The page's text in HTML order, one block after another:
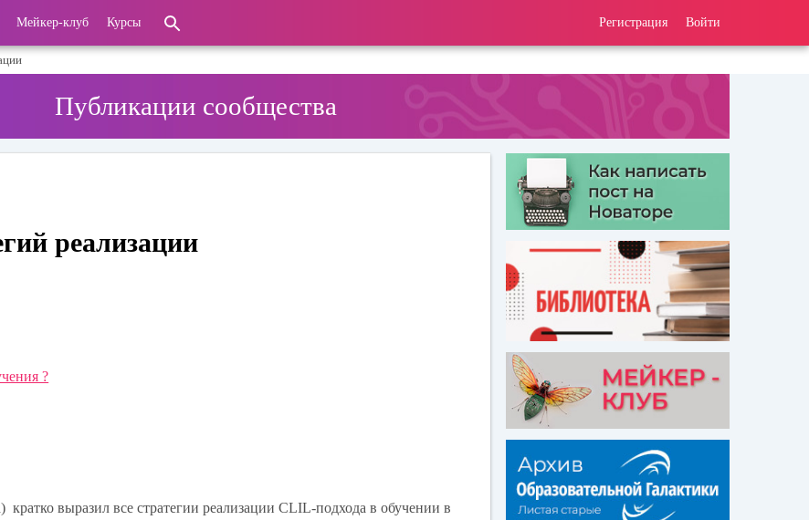
Регистрация Войти
Мейкер-клуб Курсы
Публикации сообщества
реализации
?
выразил все стратегии реализации CLIL-подхода в обучении в